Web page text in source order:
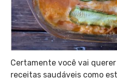
Certamente você vai
receitas saudáveis como